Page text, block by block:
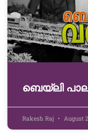
ബെയ്‌ലി
Rakesh Raj August